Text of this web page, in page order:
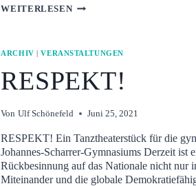
WEITERLESEN
ARCHIV |VERANSTALTUNGEN
RESPEKT!
Von Ulf Schönefeld Juni 25, 2021
RESPEKT! Ein Tanztheaterstück für die
Johannes-Scharrer-Gymnasiums Derzeit
Rückbesinnung auf das Nationale nicht nur
Miteinander und die globale